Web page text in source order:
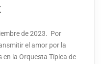
de 2023. Por
el amor por la
la Orquesta Típica de